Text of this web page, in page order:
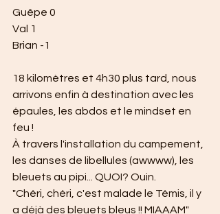
Guêpe 0
Val 1
Brian -1
18 kilomètres et 4h30 plus tard, nous
arrivons enfin à destination avec les
épaules, les abdos et le mindset en
feu !
À travers l'installation du campement,
les danses de libellules (awwww), les
bleuets au pipi... QUOI? Ouin.
"Chéri, chéri, c'est malade le Témis, il y
a déjà des bleuets bleus !! MIAAAM"